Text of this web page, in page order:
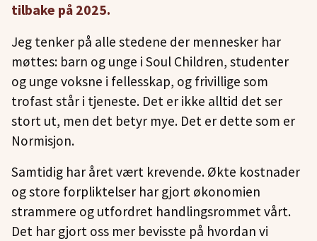
tilbake på 2025.
Jeg tenker på alle stedene der mennesker har
møttes: barn og unge i Soul Children, studenter
og unge voksne i fellesskap, og frivillige som
trofast står i tjeneste. Det er ikke alltid det ser
stort ut, men det betyr mye. Det er dette som er
Normisjon.
Samtidig har året vært krevende. Økte kostnader
og store forpliktelser har gjort økonomien
strammere og utfordret handlingsrommet vårt.
Det har gjort oss mer bevisste på hvordan vi